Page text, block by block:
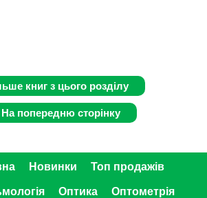
Новинки Топ продажів
Оптика Оптометрія